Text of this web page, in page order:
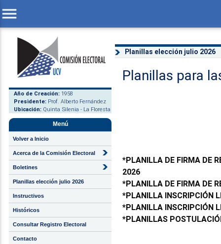
menu
Año de Creación: 1958
Presidente: Prof. Alberto Fernández
Ubicación: Quinta Silenia - La Floresta
Menú
Volver a Inicio
Acerca de la Comisión Electoral
Boletines
Planillas elección julio 2026
Instructivos
Históricos
Consultar Registro Electoral
Contacto
Planillas elección julio 2026
Planillas para
*PLANILLA DE FIRMA DE
2026
*PLANILLA DE FIRMA DE
*PLANILLA INSCRIPCIÓN
*PLANILLA INSCRIPCIÓN
*PLANILLAS